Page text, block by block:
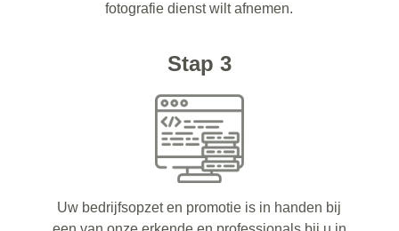
fotografie dienst wilt afnemen.
Stap 3
Uw bedrijfsopzet en promotie is in handen bij